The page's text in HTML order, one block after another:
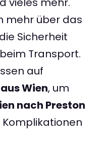
mehr über das
Sicherheit
Transport.
auf
Wien, um
nach Preston